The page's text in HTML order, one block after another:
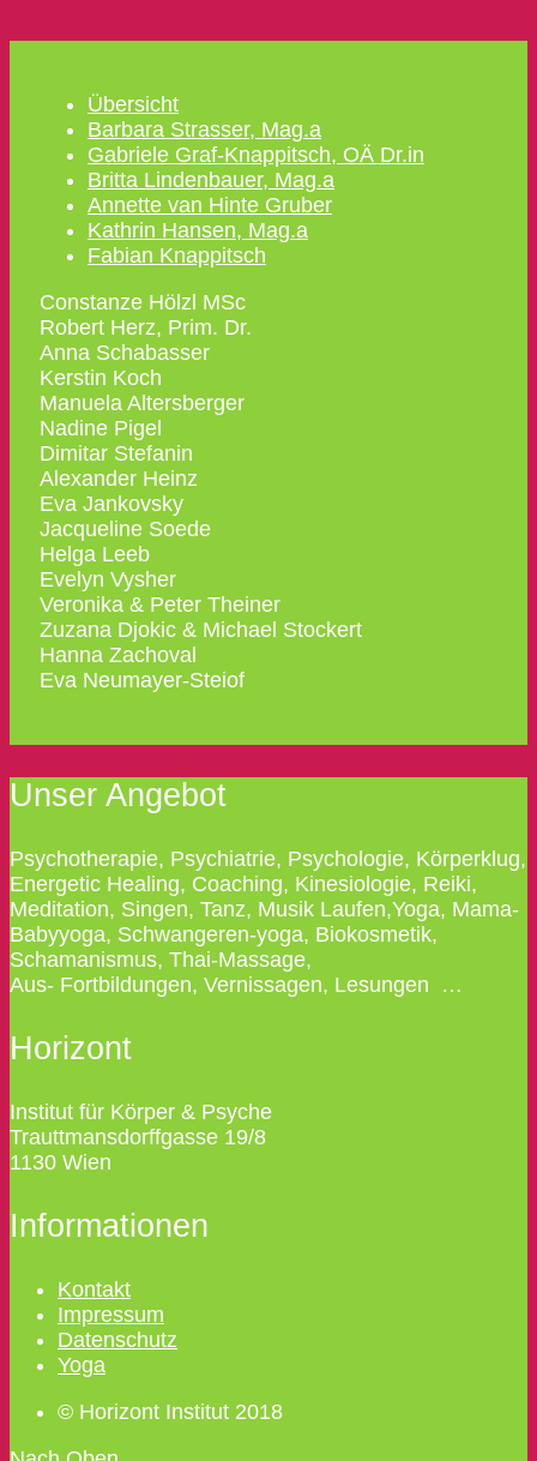
Übersicht
Barbara Strasser, Mag.a
Gabriele Graf-Knappitsch, OÄ Dr.in
Britta Lindenbauer, Mag.a
Annette van Hinte Gruber
Kathrin Hansen, Mag.a
Fabian Knappitsch
Constanze Hölzl MSc
Robert Herz, Prim. Dr.
Anna Schabasser
Kerstin Koch
Manuela Altersberger
Nadine Pigel
Dimitar Stefanin
Alexander Heinz
Eva Jankovsky
Jacqueline Soede
Helga Leeb
Evelyn Vysher
Veronika & Peter Theiner
Zuzana Djokic & Michael Stockert
Hanna Zachoval
Eva Neumayer-Steiof
Unser Angebot
Psychotherapie, Psychiatrie, Psychologie, Körperklug,
Energetic Healing, Coaching, Kinesiologie, Reiki,
Meditation, Singen, Tanz, Musik Laufen,Yoga, Mama-
Babyyoga, Schwangeren-yoga, Biokosmetik,
Schamanismus, Thai-Massage,
Aus- Fortbildungen, Vernissagen, Lesungen …
Horizont
Institut für Körper & Psyche
Trauttmansdorffgasse 19/8
1130 Wien
Informationen
Kontakt
Impressum
Datenschutz
Yoga
© Horizont Institut 2018